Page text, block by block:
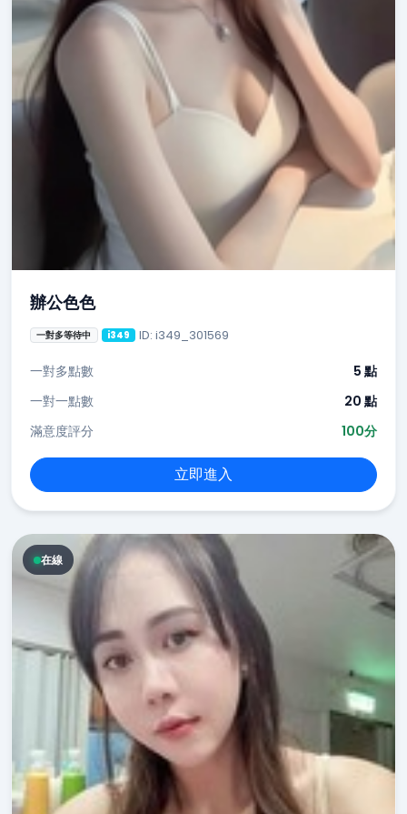
辦公色色
一對多等待中 i349 ID: i349_301569
一對多點數
5 點
一對一點數
20 點
滿意度評分
100分
立即進入
在線